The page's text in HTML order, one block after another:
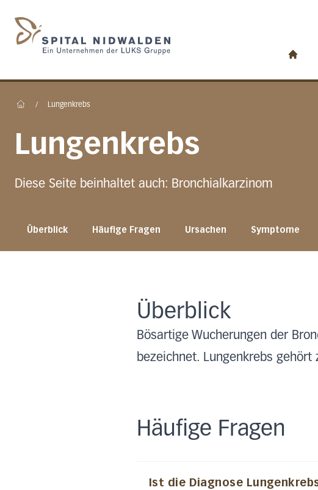
/ Lungenkrebs
Lungenkrebs
Diese Seite beinhaltet auch: Bronchialkarzinom
Überblick Häufige Fragen Ursachen Symptome
Überblick
Bösartige Wucherungen der
bezeichnet. Lungenkrebs
Häufige Fragen
Ist die Diagnose